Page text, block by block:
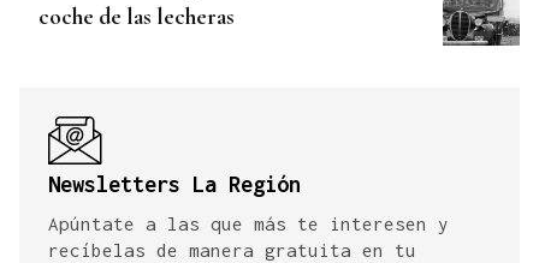
coche de las lecheras
Newsletters La Región
Apúntate a las que más te interesen y
recíbelas de manera gratuita en tu